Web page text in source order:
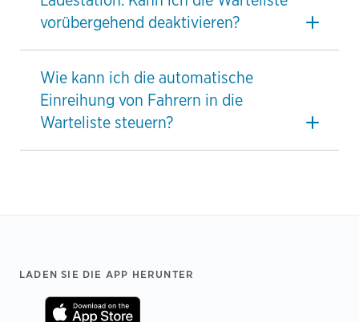
vorübergehend deaktivieren?
Wie kann ich die automatische
Einreihung von Fahrern in die
Warteliste steuern?
Footer
LADEN SIE DIE APP HERUNTER